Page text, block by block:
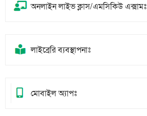
অনলাইন লাইভ ক্লাস/এমসিকিউ এক্সামঃ
লাইব্রেরি ব্যবস্থাপনাঃ
মোবাইল অ্যাপঃ